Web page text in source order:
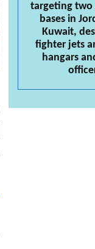
targeting two
bases in
Kuwait,
fighter jets
hangars